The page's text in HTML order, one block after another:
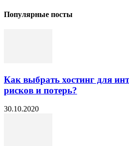
Популярные посты
Как выбрать хостинг для
рисков и потерь?
30.10.2020